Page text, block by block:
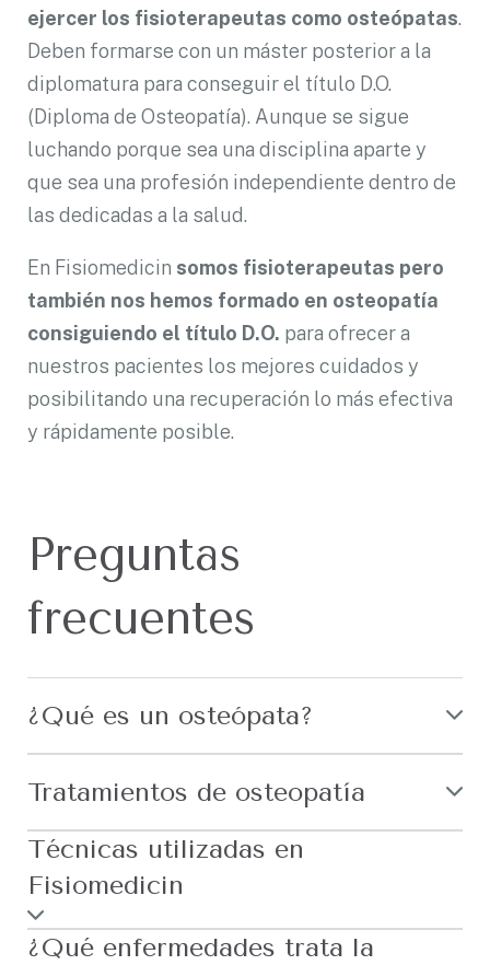
ejercer los fisioterapeutas como osteópatas.
Deben formarse con un máster posterior a la
diplomatura para conseguir el título D.O.
(Diploma de Osteopatía). Aunque se sigue
luchando porque sea una disciplina aparte y
que sea una profesión independiente dentro de
las dedicadas a la salud.
En Fisiomedicin somos fisioterapeutas pero
también nos hemos formado en osteopatía
consiguiendo el título D.O. para ofrecer a
nuestros pacientes los mejores cuidados y
posibilitando una recuperación lo más efectiva
y rápidamente posible.
Preguntas
frecuentes
¿Qué es un osteópata?
Tratamientos de osteopatía
Técnicas utilizadas en
Fisiomedicin
¿Qué enfermedades trata la